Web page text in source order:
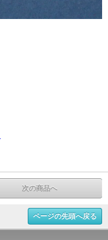
次の商品へ
ページの先頭へ戻る